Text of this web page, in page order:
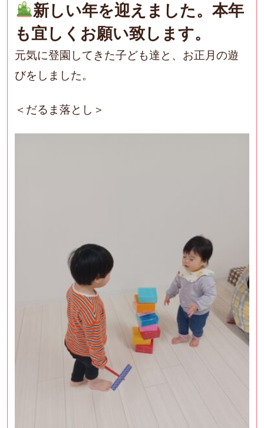
新しい年を迎えました。本年
も宜しくお願い致します。
元気に登園してきた子ども達と、お正月の遊
びをしました。
＜だるま落とし＞